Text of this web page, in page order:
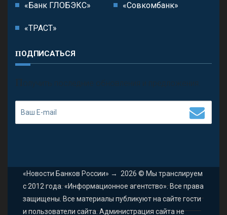
«Банк ГЛОБЭКС» «Совкомбанк»
«ТРАСТ»
ПОДПИСАТЬСЯ
П олучить последние обновления и предложения.
«Новости Банков России» → 2026 © Мы транслируем
с 2012 года. «Информационное агентство». Все права
защищены. Все материалы публикуют на сайте гости
и пользователи сайта. Администрация сайта не